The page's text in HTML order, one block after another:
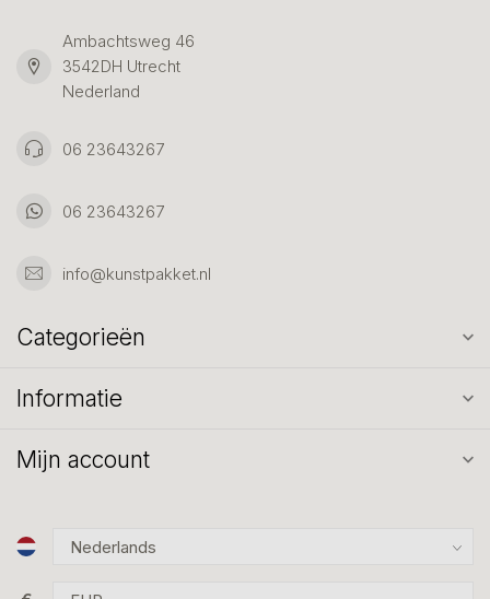
Ambachtsweg 46
3542DH Utrecht
Nederland
06 23643267
06 23643267
info@kunstpakket.nl
Categorieën
Informatie
Mijn account